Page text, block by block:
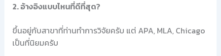
2. อ้างอิงแบบไหนที่ดีที่สุด?
ขึ้นอยู่กับสาขาที่ท่านทำการวิจัยครับ แต่ APA, MLA, Chicago
เป็นที่นิยมครับ